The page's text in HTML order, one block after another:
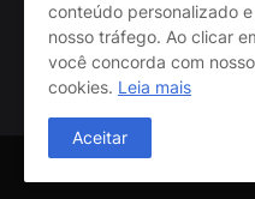
conteúdo personalizado
nosso tráfego. Ao clicar
você concorda com
cookies. Leia mais
Aceitar